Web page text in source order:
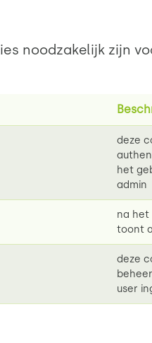
noodzakelijk zijn
deze
het
admin
na het
toont
deze
user